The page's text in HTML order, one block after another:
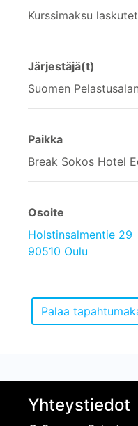
Kurssimaksu
Järjestäjä(t)
Suomen
Paikka
Break Sokos Hotel
Osoite
Holstinsalmentie 29
90510 Oulu
Yhteystiedot